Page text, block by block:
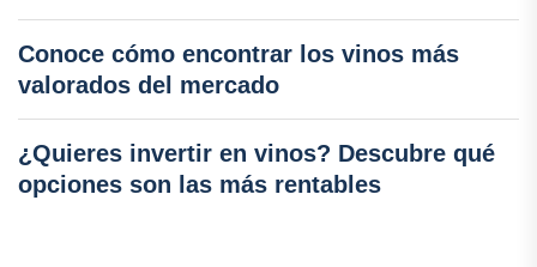
Conoce cómo encontrar los vinos más
valorados del mercado
¿Quieres invertir en vinos? Descubre qué
opciones son las más rentables